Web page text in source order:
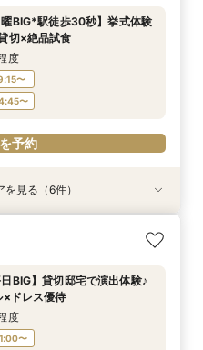
〜
〜
予約
〜
予約
〜
〜
予約
〜
予約
〜
予約
〜
予約
BIG*駅徒歩30秒】挙式体験
切×絶品試食
度
〜
〜
予約
り
＞心躍る花嫁の第一歩♪ゆっ
〜
〜
め*少人数W★】挙式×贅沢試
〜
持率NO,1】ペットも安心
〜
〜
イン相談会】スマホで簡単！
〜
シェフ渾身コース試食＆おも
〜
リアル大公開！本番コーデ×
〜
見る（6件）
BIG】貸切邸宅で演出体験♪
ドレス優待
度
〜